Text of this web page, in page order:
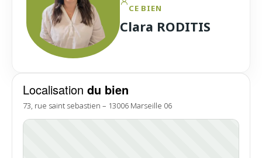
Localisation du bien
73, rue saint sebastien – 13006 Marseille 06
CE BIEN
Clara RODITIS